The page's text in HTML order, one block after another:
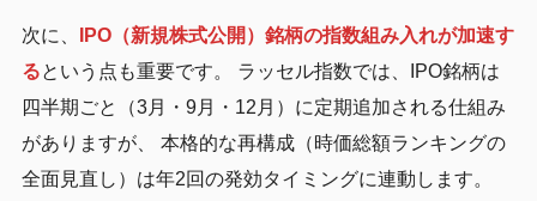
次に、
IPO（新規株式公開）銘柄の指数組み入れが加速す
るという点も重要です。 ラッセル指数では、IPO銘柄は
四半期ごと（3月・9月・12月）に定期追加される仕組み
がありますが、 本格的な再構成（時価総額ランキングの
全面見直し）は年2回の発効タイミングに連動します。